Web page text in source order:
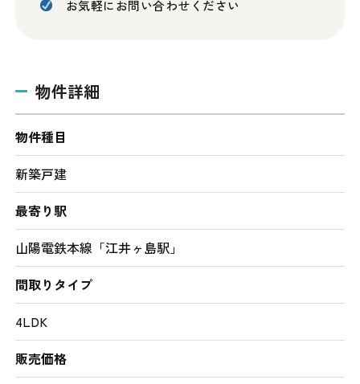
お気軽にお問い合わせください
物件詳細
物件種目
新築戸建
最寄り駅
山陽電鉄本線「江井ヶ島駅」
間取りタイプ
4LDK
販売価格